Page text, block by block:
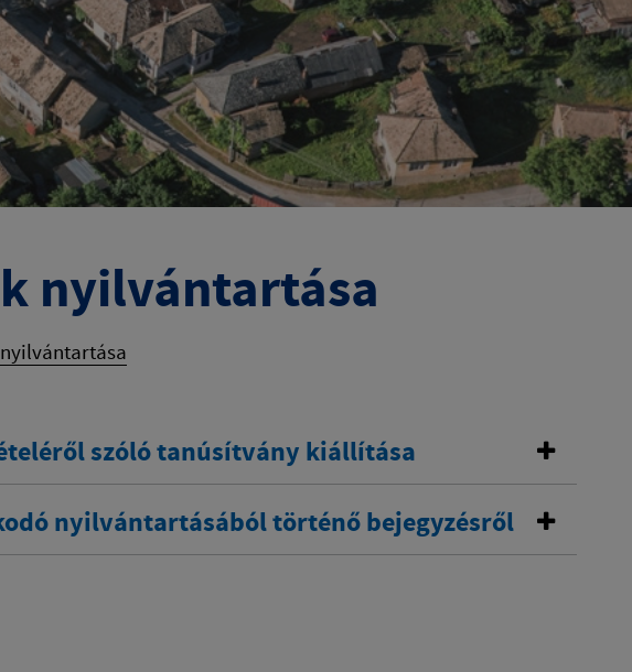
nyilvántartása
szóló tanúsítvány kiállítása
nyilvántartásából történő bejegyzésről